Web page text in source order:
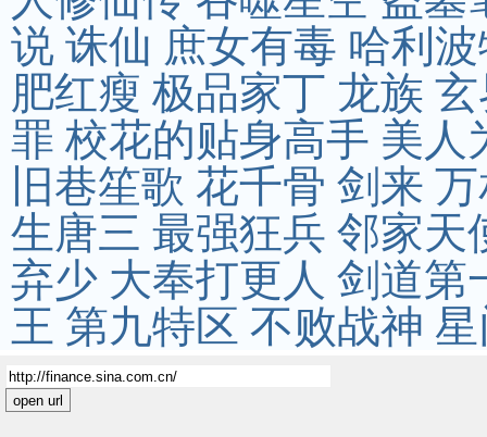
说 诛仙 庶女有毒 哈利
肥红瘦 极品家丁 龙族
罪 校花的贴身高手 美人
旧巷笙歌 花千骨 剑来
生唐三 最强狂兵 邻家天
弃少 大奉打更人 剑道第
王 第九特区 不败战神
open url